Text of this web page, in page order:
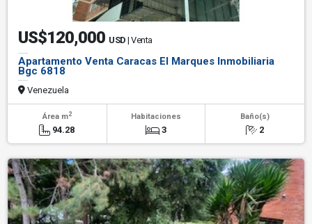
US$120,000 USD | Venta
Apartamento Venta Caracas El Marques Inmobiliaria
Bgc 6818
Venezuela
Área m2
94.28
Habitaciones
3
Baño(s)
2